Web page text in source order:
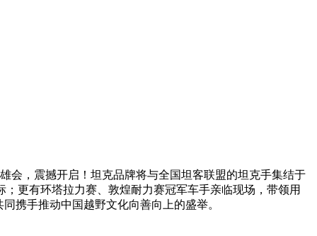
，震撼开启！坦克品牌将与全国坦客联盟的坦克手集结于
更有环塔拉力赛、敦煌耐力赛冠军车手亲临现场，带领用
携手推动中国越野文化向善向上的盛举。